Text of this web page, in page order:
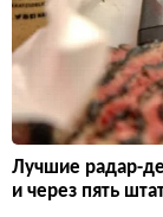
Лучшие радар-
и через пять